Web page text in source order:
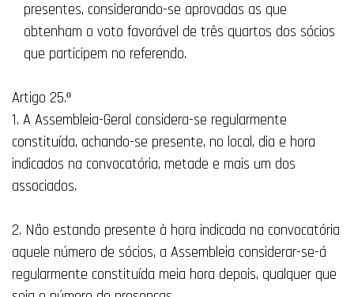
presentes, considerando-se aprovadas as que
obtenham o voto favorável de três quartos dos sócios
que participem no referendo.
Artigo 25.º
1. A Assembleia-Geral considera-se regularmente
constituída, achando-se presente, no local, dia e hora
indicados na convocatória, metade e mais um dos
associados.
2. Não estando presente à hora indicada na convocatória
aquele número de sócios, a Assembleia considerar-se-á
regularmente constituída meia hora depois, qualquer que